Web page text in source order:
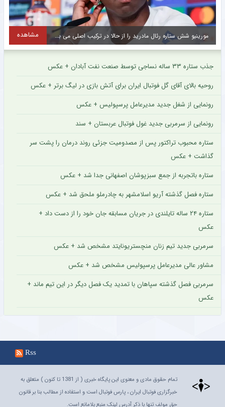
مورینیو شش ستاره رئال مادرید را از حالا در ترکیب اصلی می بیند مشاهده
جذب ستاره ۳۳ ساله نساجی توسط صنعت نفت آبادان + عکس
روحیه بالای آقای گل فوتبال ایران برای آتش بازی در لیگ برتر + عکس
رونمایی از شغل جدید مدیرعامل پرسپولیس + عکس
رونمایی از سرمربی جدید غول فوتبال عربستان + سند
ستاره محبوب تراکتور پس از مصدومیت جزئی روند درمان را پشت سر
گذاشت + عکس
ستاره باتجربه از جمع سبزپوشان اصفهانی جدا شد + عکس
ستاره فصل گذشته آریو اسلامشهر به چادرملو ملحق شد + عکس
ستاره ۲۴ ساله تایلندی در جریان مسابقه جان خود را از دست داد +
عکس
سرمربی جدید تیم زنان منچستریونایتد مشخص شد + عکس
مشاور عالی مدیرعامل پرسپولیس مشخص شد + عکس
سرمربی فصل گذشته سپاهان با تمدید یک فصل دیگر در این تیم ماند +
عکس
Rss
تمام حقوق مادی و معنوی این پایگاه خبری ( از 1381 تا کنون ) متعلق به
خبرگزاری فوتبال ایران ، پارس فوتبال است و استفاده از مطالب بنا بر قانون
حق مولف تنها با ذکر آدرس لینک منبع بلامانع است.